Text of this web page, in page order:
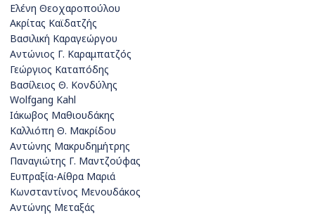
Ελένη Θεοχαροπούλου
Ακρίτας Καϊδατζής
Βασιλική Καραγεώργου
Αντώνιος Γ. Καραμπατζός
Γεώργιος Καταπόδης
Βασίλειος Θ. Κονδύλης
Wolfgang Kahl
Ιάκωβος Μαθιουδάκης
Καλλιόπη Θ. Μακρίδου
Αντώνης Μακρυδημήτρης
Παναγιώτης Γ. Μαντζούφας
Ευπραξία-Αίθρα Μαριά
Κωνσταντίνος Μενουδάκος
Αντώνης Μεταξάς